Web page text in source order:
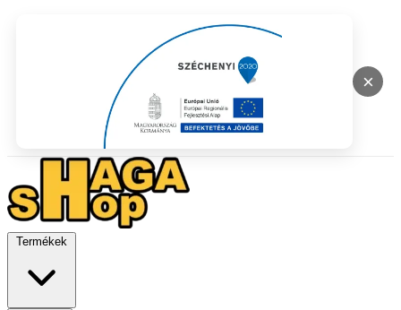
×
Termékek